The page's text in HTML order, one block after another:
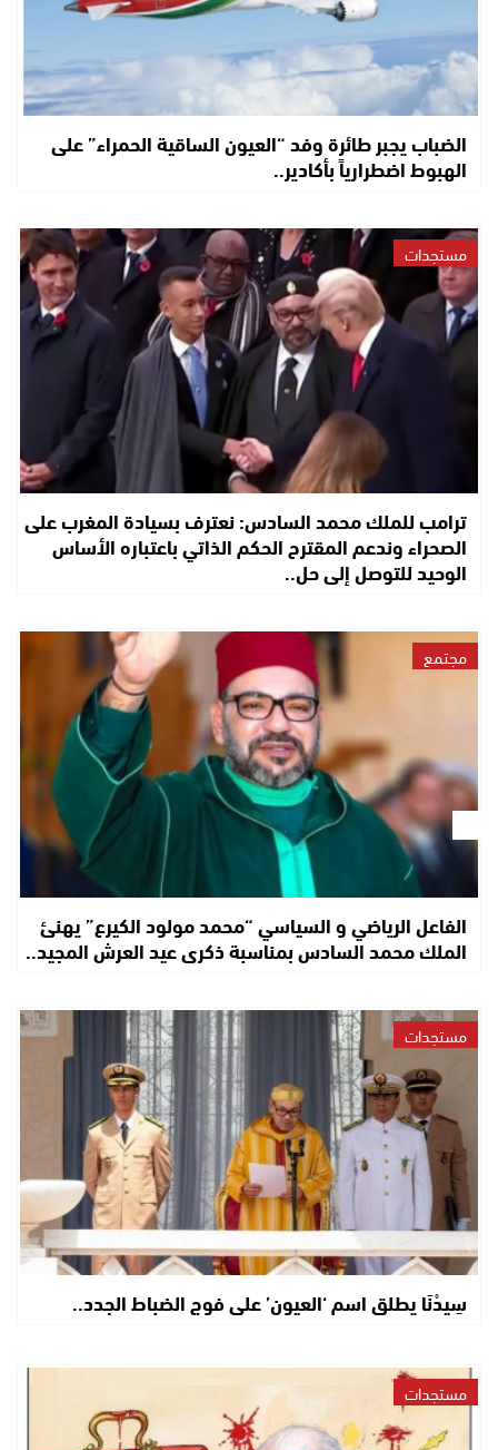
الضباب يجبر طائرة وفد “العيون الساقية الحمراء” على
الهبوط اضطرارياً بأكادير..
مستجدات
ترامب للملك محمد السادس: نعترف بسيادة المغرب على
الصحراء وندعم المقترح الحكم الذاتي باعتباره الأساس
الوحيد للتوصل إلى حل..
مجتمع
الفاعل الرياضي و السياسي “محمد مولود الكيرع” يهنئ
الملك محمد السادس بمناسبة ذكرى عيد العرش المجيد..
مستجدات
سِيدْنَا يطلق اسم ‘العيون’ على فوج الضباط الجدد..
مستجدات